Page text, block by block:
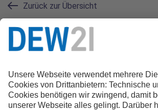
Zurück zur Übersicht
0231 22 22 21 21
magazin@dew21.de